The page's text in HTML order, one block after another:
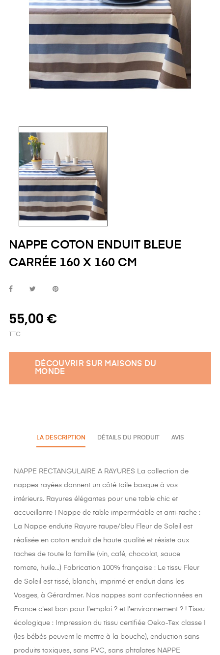
NAPPE COTON ENDUIT BLEUE
CARRÉE 160 X 160 CM
55,00 €
TTC
DÉCOUVRIR SUR MAISONS DU
MONDE
LA DESCRIPTION DÉTAILS DU PRODUIT AVIS
NAPPE RECTANGULAIRE A RAYURES La collection de
nappes rayées donnent un côté toile basque à vos
intérieurs. Rayures élégantes pour une table chic et
accueillante ! Nappe de table imperméable et anti-tache :
La Nappe enduite Rayure taupe/bleu Fleur de Soleil est
réalisée en coton enduit de haute qualité et résiste aux
taches de toute la famille (vin, café, chocolat, sauce
tomate, huile...) Fabrication 100% française : Le tissu Fleur
de Soleil est tissé, blanchi, imprimé et enduit dans les
Vosges, à Gérardmer. Nos nappes sont confectionnées en
France c'est bon pour l'emploi ? et l'environnement ? ! Tissu
écologique : Impression du tissu certifiée Oeko-Tex classe I
(les bébés peuvent le mettre à la bouche), enduction sans
produits toxiques, sans PVC, sans phtalates NAPPE